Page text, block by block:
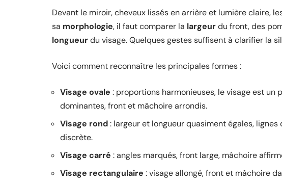
Devant le miroir, cheveux lissés en arrière et lumière claire,
sa morphologie, il faut comparer la largeurdu front, des
longueurdu visage. Quelques gestes suffisent à clarifier la
Voici comment reconnaître les principales formes :
Visage ovale : proportions harmonieuses, le visage est un
dominantes, front et mâchoire arrondis.
Visage rond: largeur et longueur quasiment égales,
discrète.
Visage carré : angles marqués, front large, mâchoire
Visage rectangulaire : visage allongé, front et mâchoire